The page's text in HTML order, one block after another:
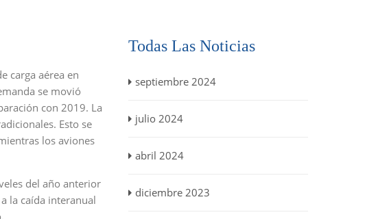
carga aérea en
se movió
con 2019. La
Esto se
los aviones
del año anterior
la caída interanual
Todas Las Noticias
septiembre 2024
julio 2024
abril 2024
diciembre 2023